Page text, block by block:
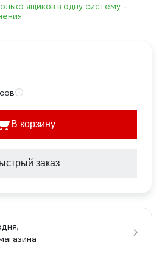
ящиков в одну систему –
В корзину
заказ